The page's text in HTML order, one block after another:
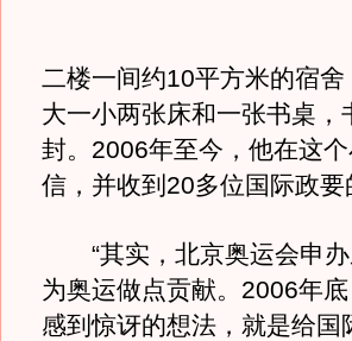
二楼一间约10平方米的宿
大一小两张床和一张书桌
封。2006年至今，他在这
信，并收到20多位国际政要
“其实，北京奥运会申办
为奥运做点贡献。2006年
感到惊讶的想法，就是给